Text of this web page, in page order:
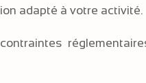
adapté à votre activité.